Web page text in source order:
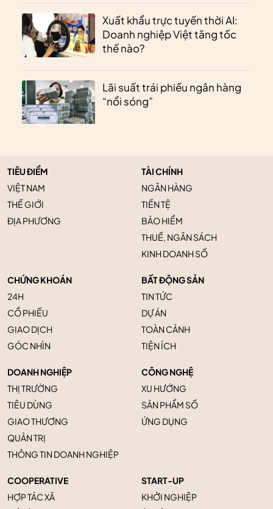
Xuất khẩu trực tuyến thời AI:
Doanh nghiệp Việt tăng tốc
thế nào?
Lãi suất trái phiếu ngân hàng
“nổi sóng”
TIÊU ĐIỂM
VIỆT NAM
THẾ GIỚI
ĐỊA PHƯƠNG
TÀI CHÍNH
NGÂN HÀNG
TIỀN TỆ
BẢO HIỂM
THUẾ, NGÂN SÁCH
KINH DOANH SỐ
CHỨNG KHOÁN
24H
CỔ PHIẾU
GIAO DỊCH
GÓC NHÌN
BẤT ĐỘNG SẢN
TIN TỨC
DỰ ÁN
TOÀN CẢNH
TIỆN ÍCH
DOANH NGHIỆP
THỊ TRƯỜNG
TIÊU DÙNG
GIAO THƯƠNG
QUẢN TRỊ
THÔNG TIN DOANH NGHIỆP
CÔNG NGHỆ
XU HƯỚNG
SẢN PHẨM SỐ
ỨNG DỤNG
COOPERATIVE
HỢP TÁC XÃ
START-UP
KHỞI NGHIỆP